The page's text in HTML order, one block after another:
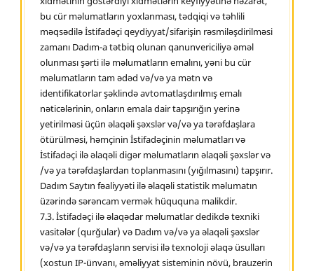
bu cür məlumatların yoxlanması, tədqiqi və təhlili
məqsədilə İstifadəçi qeydiyyat/sifarişin rəsmiləşdirilməsi
zamanı Dadım-a tətbiq olunan qanunvericiliyə əməl
olunması şərti ilə məlumatların emalını, yəni bu cür
məlumatların tam ədəd və/və ya mətn və
identifikatorlar şəklində avtomatlaşdırılmış emalı
nəticələrinin, onların emala dair tapşırığın yerinə
yetirilməsi üçün əlaqəli şəxslər və/və ya tərəfdaşlara
ötürülməsi, həmçinin İstifadəçinin məlumatları və
İstifadəçi ilə əlaqəli digər məlumatların əlaqəli şəxslər və
/və ya tərəfdaşlardan toplanmasını (yığılmasını) tapşırır.
Dadım Saytın fəaliyyəti ilə əlaqəli statistik məlumatın
üzərində sərəncam vermək hüququna malikdir.
7.3. İstifadəçi ilə əlaqədar məlumatlar dedikdə texniki
vasitələr (qurğular) və Dadım və/və ya əlaqəli şəxslər
və/və ya tərəfdaşların servisi ilə texnoloji əlaqə üsulları
(xostun IP-ünvanı, əməliyyat sisteminin növü, brauzerin